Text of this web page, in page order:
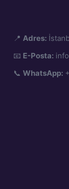
📍 Adres:
📧 E-Posta:
📞 WhatsApp: